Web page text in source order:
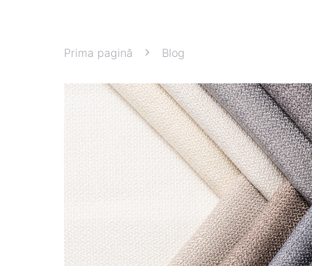
Prima pagină Blog